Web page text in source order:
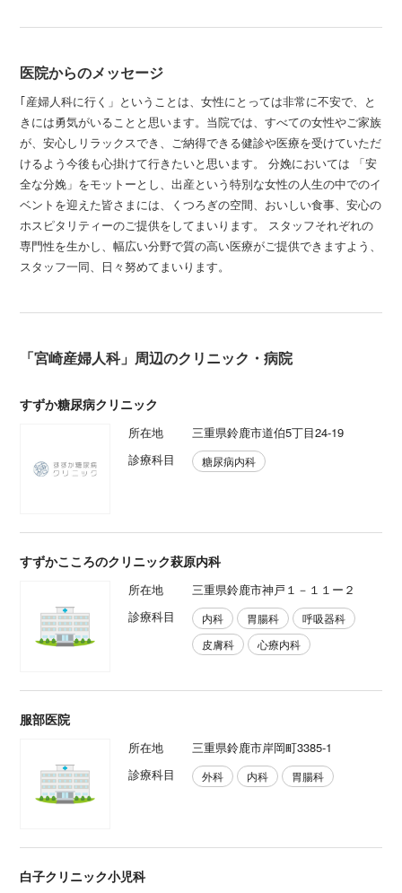
医院からのメッセージ
｢産婦人科に行く」ということは、女性にとっては非常に不安で、と
きには勇気がいることと思います。当院では、すべての女性やご家族
が、安心しリラックスでき、ご納得できる健診や医療を受けていただ
けるよう今後も心掛けて行きたいと思います。 分娩においては 「安
全な分娩」をモットーとし、出産という特別な女性の人生の中でのイ
ベントを迎えた皆さまには、くつろぎの空間、おいしい食事、安心の
ホスピタリティーのご提供をしてまいります。 スタッフそれぞれの
専門性を生かし、幅広い分野で質の高い医療がご提供できますよう、
スタッフ一同、日々努めてまいります。
「宮崎産婦人科」周辺のクリニック・病院
すずか糖尿病クリニック
所在地
三重県鈴鹿市道伯5丁目24-19
診療科目
糖尿病内科
すずかこころのクリニック萩原内科
所在地
三重県鈴鹿市神戸１－１１ー２
診療科目
内科 胃腸科
呼吸器科
皮膚科
心療内科
服部医院
所在地
三重県鈴鹿市岸岡町3385-1
診療科目
外科 内科 胃腸科
白子クリニック小児科